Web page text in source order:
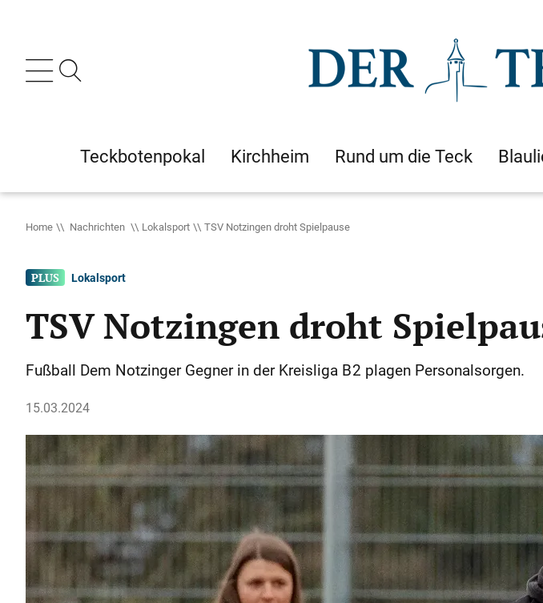
Teckbotenpokal Kirchheim Rund um die Teck
Home Nachrichten Lokalsport TSV Notzingen droht Spielpause
Lokalsport
TSV Notzingen droht
Fußball Dem Notzinger Gegner in der Kreisliga B 2 plagen Personalsorgen.
15.03.2024